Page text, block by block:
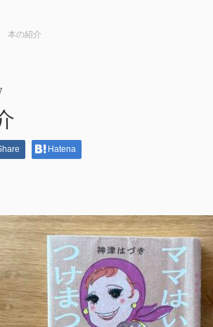
本の紹介
Hatena